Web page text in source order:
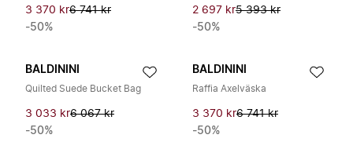
3 370 kr6 741 kr
-50%
2 697 kr5 393 kr
-50%
BALDININI
Quilted Suede Bucket Bag
3 033 kr6 067 kr
-50%
BALDININI
Raffia Axelväska
3 370 kr6 741 kr
-50%